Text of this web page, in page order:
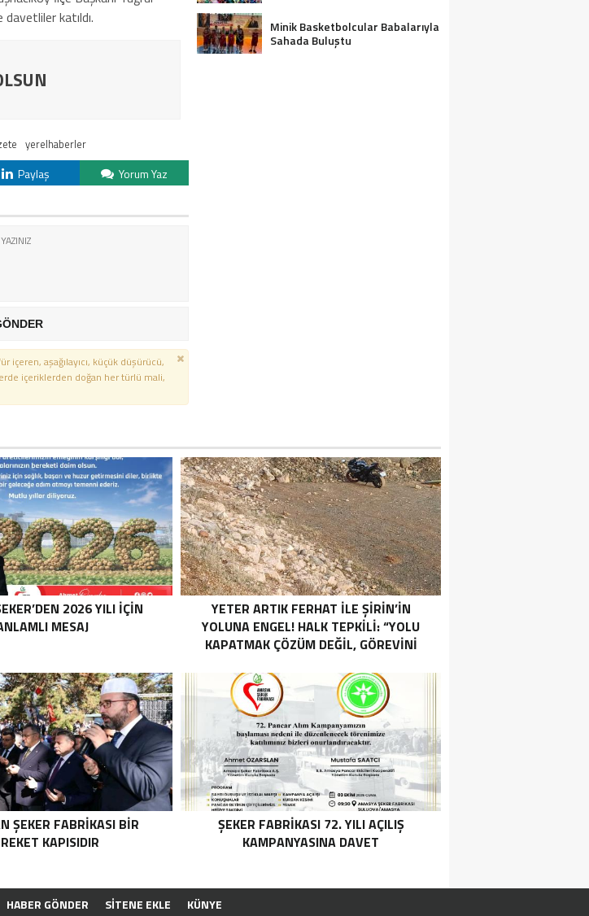
katıldı.
yerelhaberler
Paylaş Yorum Yaz
içeren, aşağılayıcı, küçük düşürücü,
içeriklerden doğan her türlü mali,
Minik Basketbolcular Babalarıyla
Sahada Buluştu
2026 YILI İÇİN
MESAJ
YETER ARTIK FERHAT İLE ŞİRİN’İN
YOLUNA ENGEL! HALK TEPKİLİ: “YOLU
KAPATMAK ÇÖZÜM DEĞİL, GÖREVİNİ
ŞEKER FABRİKASI BİR
KAPISIDIR
ŞEKER FABRİKASI 72. YILI AÇILIŞ
KAMPANYASINA DAVET
HABER GÖNDER SİTENE EKLE KÜNYE